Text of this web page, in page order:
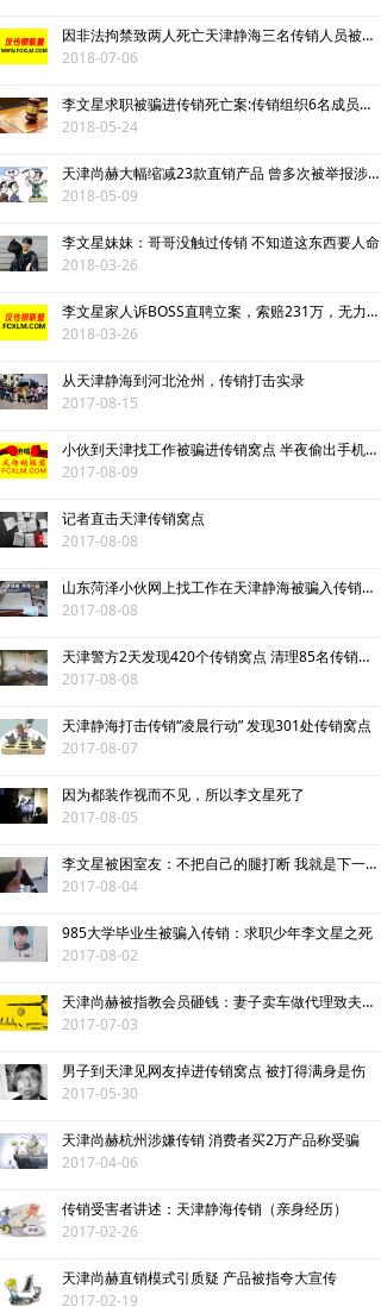
因非法拘禁致两人死亡天津静海三名传销人员被判刑
2018-07-06
李文星求职被骗进传销死亡案:传销组织6名成员被提起公诉
2018-05-24
天津尚赫大幅缩减23款直销产品 曾多次被举报涉嫌传销
2018-05-09
李文星妹妹：哥哥没触过传销 不知道这东西要人命
2018-03-26
李文星家人诉BOSS直聘立案，索赔231万，无力支付诉讼费请求暂缓
2018-03-26
从天津静海到河北沧州，传销打击实录
2017-08-15
小伙到天津找工作被骗进传销窝点 半夜偷出手机向警方报警
2017-08-09
记者直击天津传销窝点
2017-08-08
山东菏泽小伙网上找工作在天津静海被骗入传销后死亡
2017-08-08
天津警方2天发现420个传销窝点 清理85名传销人员
2017-08-08
天津静海打击传销“凌晨行动” 发现301处传销窝点
2017-08-07
因为都装作视而不见，所以李文星死了
2017-08-05
李文星被困室友：不把自己的腿打断 我就是下一个他
2017-08-04
985大学毕业生被骗入传销：求职少年李文星之死
2017-08-02
天津尚赫被指教会员砸钱：妻子卖车做代理致夫妻反目
2017-07-03
男子到天津见网友掉进传销窝点 被打得满身是伤
2017-05-30
天津尚赫杭州涉嫌传销 消费者买2万产品称受骗
2017-04-06
传销受害者讲述：天津静海传销（亲身经历）
2017-02-26
天津尚赫直销模式引质疑 产品被指夸大宣传
2017-02-19